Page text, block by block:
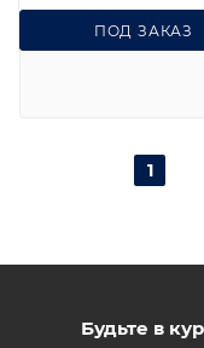
ПОД ЗАКАЗ
1
Будьте в